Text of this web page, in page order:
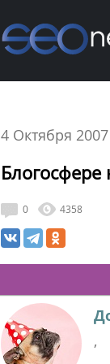
4 Октября 2007
Блогосфере
0 4358
,